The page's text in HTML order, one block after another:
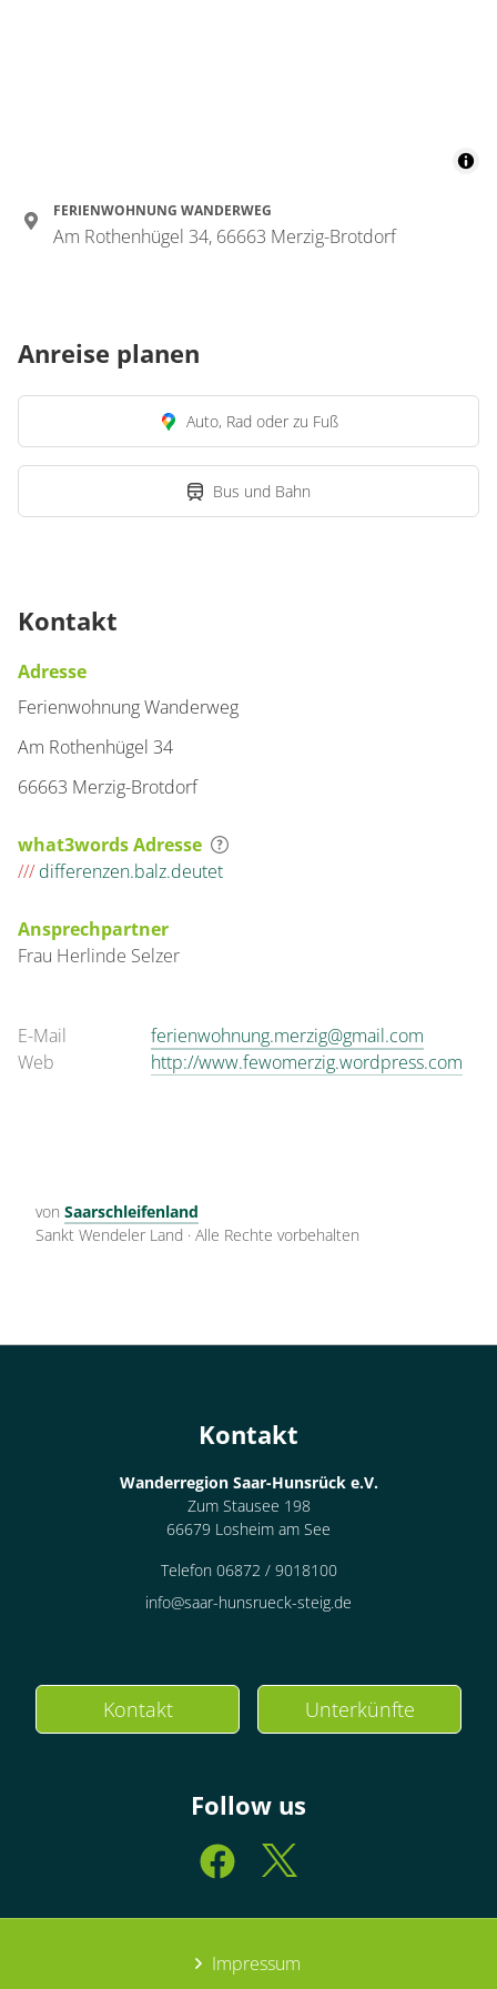
FERIENWOHNUNG WANDERWEG
Am Rothenhügel 34, 66663 Merzig-Brotdorf
Anreise planen
Auto, Rad oder zu Fuß
Bus und Bahn
Kontakt
Adresse
Ferienwohnung Wanderweg
Am Rothenhügel 34
66663 Merzig-Brotdorf
what3words Adresse
/// differenzen.balz.deutet
Ansprechpartner
Frau Herlinde Selzer
E-Mail
ferienwohnung.merzig@gmail.com
Web
http://www.fewomerzig.wordpress.com
von Saarschleifenland
Sankt Wendeler Land · Alle Rechte vorbehalten
Kontakt
Wanderregion Saar-Hunsrück e.V.
Zum Stausee 198
66679 Losheim am See
Telefon 06872 / 9018100
info@saar-hunsrueck-steig.de
Kontakt Unterkünfte
Follow us
Impressum